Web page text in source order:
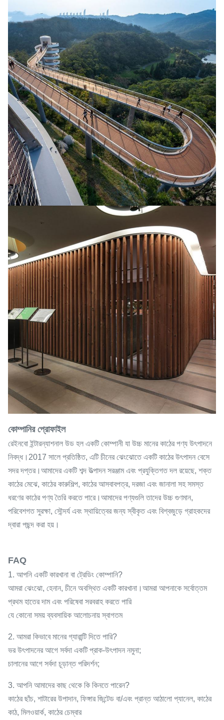
কোম্পানির প্রোফাইল
রেইনবো ইন্টারন্যাশনাল উড হল একটি কোম্পানী যা উচ্চ মানের কাঠের পণ্য উৎপাদনে
নিবদ্ধ।2017 সালে প্রতিষ্ঠিত, এটি চীনের ঝেংঝোতে একটি কাঠের উৎপাদন বেসে
সদর দপ্তর।আমাদের একটি শব্দ উত্পাদন সরঞ্জাম এবং প্রযুক্তিগত দল রয়েছে, শক্ত
কাঠের মেঝে, কাঠের কারুশিল্প, কাঠের আসবাবপত্র, দরজা এবং জানালা সহ সমস্ত
ধরণের কাঠের পণ্য তৈরি করতে পারে।আমাদের পণ্যগুলি তাদের উচ্চ গুণমান,
পরিবেশগত সুরক্ষা, সৌন্দর্য এবং স্থায়িত্বের জন্য স্বীকৃত এবং বিশ্বজুড়ে গ্রাহকদের
দ্বারা পছন্দ করা হয়।
FAQ
1. আপনি একটি কারখানা বা ট্রেডিং কোম্পানি?
আমরা ঝেংঝো, হেনান, চীনে অবস্থিত একটি কারখানা।আমরা আপনাকে সর্বোত্তম
প্রথম হাতের দাম এবং পরিষেবা সরবরাহ করতে পারি
যে কোনো সময় ব্যবসায়িক আলোচনায় স্বাগতম
2. আমরা কিভাবে মানের গ্যারান্টি দিতে পারি?
ভর উৎপাদনের আগে সর্বদা একটি প্রাক-উৎপাদন নমুনা;
চালানের আগে সর্বদা চূড়ান্ত পরিদর্শন;
3. আপনি আমাদের কাছ থেকে কি কিনতে পারেন?
কাঠের ছাঁচ, শাটারের উপাদান, ফিঙ্গার জিন্টেড বা/এবং প্রান্ত আঠালো প্যানেল, কাঠের
কাঠ, মিলওয়ার্ক, কাঠের চেম্বার